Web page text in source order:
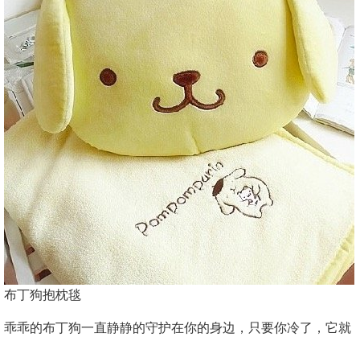
布丁狗抱枕毯
乖乖的布丁狗一直静静的守护在你的身边，只要你冷了，它就